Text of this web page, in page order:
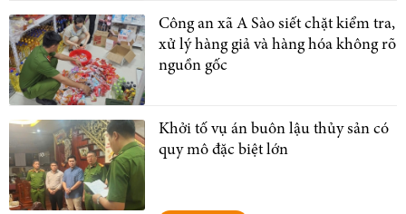
Công an xã A Sào siết chặt kiểm tra,
xử lý hàng giả và hàng hóa không rõ
nguồn gốc
Khởi tố vụ án buôn lậu thủy sản có
quy mô đặc biệt lớn